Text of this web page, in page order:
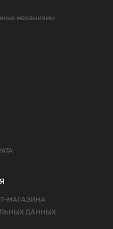
механизмы
МАГАЗИНА
ДАННЫХ